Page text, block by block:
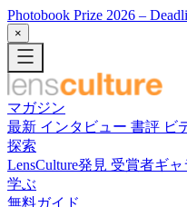
Photobook Prize 2026 –
×
マガジン
最新 インタビュー 書評 ビ
探索
LensCulture発見 受賞者ギャ
学ぶ
無料ガイド